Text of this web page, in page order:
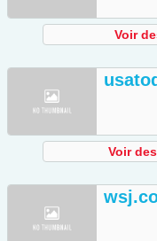
Voir
Voir